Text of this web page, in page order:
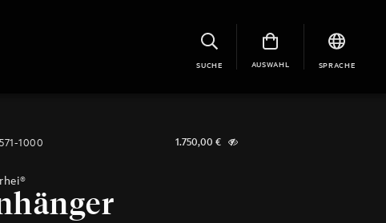
SUCHE AUSWAHL SPRACHE
1000 1.750,00 €